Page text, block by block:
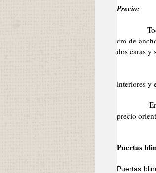
Todos
cm de
dos caras y
Los
interiores y
En caso
precio
Puertas
Puertas